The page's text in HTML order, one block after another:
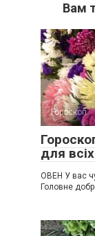
Вам
Гороскоп
для
ОВЕН У вас
Головне